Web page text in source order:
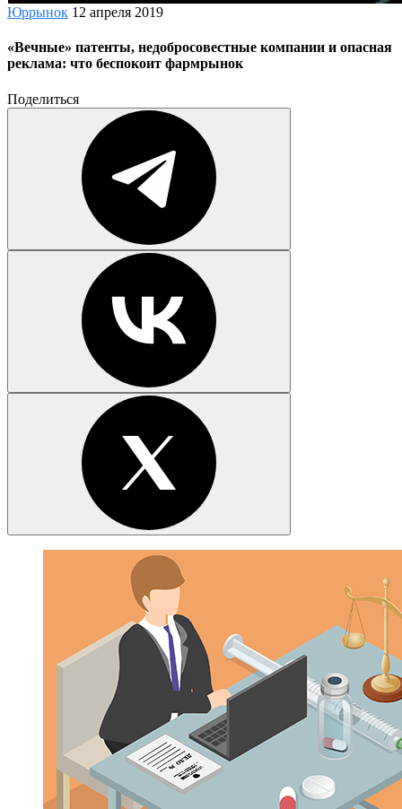
Юррынок 12 апреля 2019
«Вечные» патенты, недобросовестные компании и опасная
реклама: что беспокоит фармрынок
Поделиться